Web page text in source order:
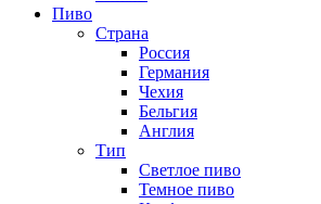
Пиво
Страна
Россия
Германия
Чехия
Бельгия
Англия
Тип
Светлое пиво
Темное пиво